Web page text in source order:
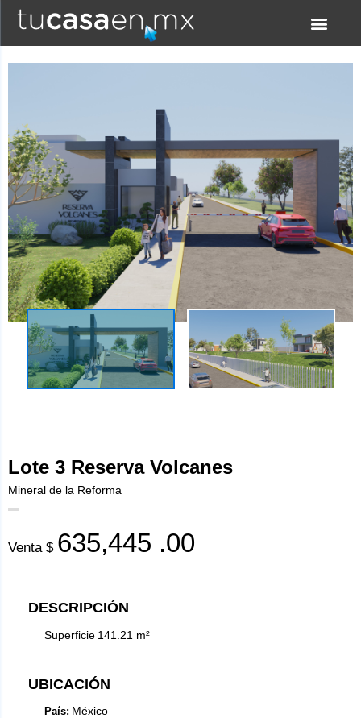
Lote 3 Reserva Volcanes
Mineral de la Reforma
Venta $ 635,445 .00
DESCRIPCIÓN
Superficie 141.21 m²
UBICACIÓN
País: México